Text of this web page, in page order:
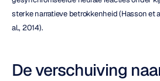
sterke narratieve betrokkenheid (Hasson et
al., 2014).
De verschuiving